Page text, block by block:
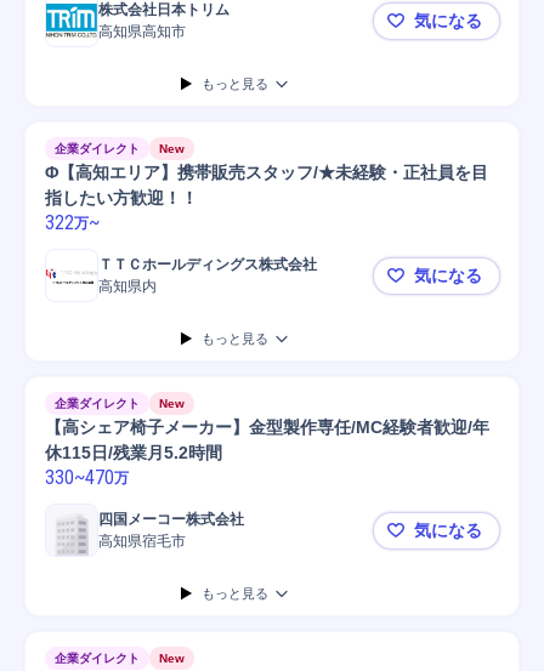
株式会社日本トリム
高知県高知市
高知/未経験
気になる
もっと見る
企業ダイレクト New
Φ【高知エリア】携帯販売スタッフ/★未経験・正社員を目
指したい方歓迎！！
322万~
ＴＴＣホールディングス株式会社
高知県内
Φ【高知エ
気になる
もっと見る
企業ダイレクト New
【高シェア椅子メーカー】金型製作専任/MC経験者歓迎/年
休115日/残業月5.2時間
330~470万
四国メーコー株式会社
高知県宿毛市
【高シェア
気になる
もっと見る
企業ダイレクト New